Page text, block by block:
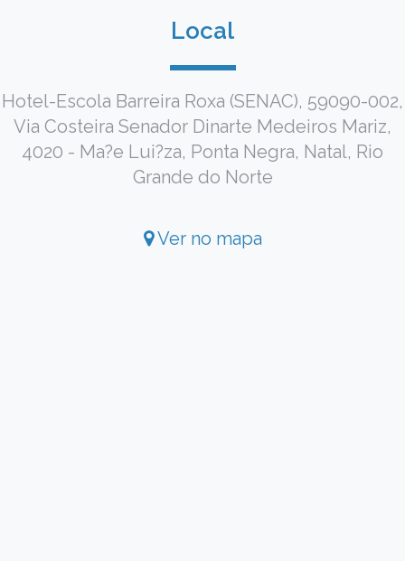
Local
Hotel-Escola Barreira Roxa (SENAC), 59090-002,
Via Costeira Senador Dinarte Medeiros Mariz,
4020 - Ma?e Lui?za, Ponta Negra, Natal, Rio
Grande do Norte
Ver no mapa